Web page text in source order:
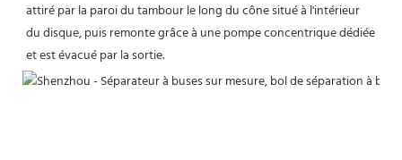
attiré par la paroi du tambour le long du cône situé à l'intérieur
du disque, puis remonte grâce à une pompe concentrique dédiée
et est évacué par la sortie.